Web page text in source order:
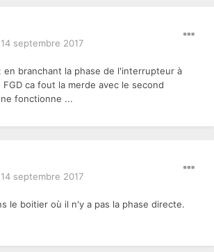
septembre 2017
en branchant la phase de l'interrupteur à
ca fout la merde avec le second
fonctionne ...
septembre 2017
le boitier où il n'y a pas la phase directe.